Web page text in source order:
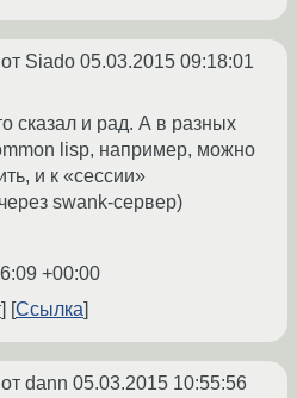
от Siado 05.03.2015 09:18:01
сказал и рад. А в разных
lisp, например, можно
и к «сессии»
swank-сервер)
+00:00
Ссылка
от dann 05.03.2015 10:55:56